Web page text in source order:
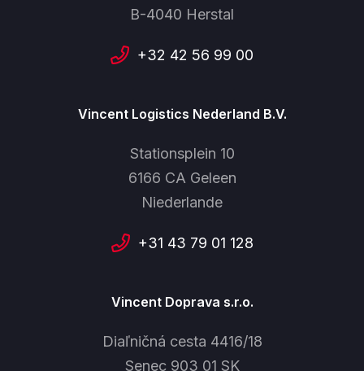
B-4040 Herstal
+32 42 56 99 00
Vincent Logistics Nederland B.V.
Stationsplein 10
6166 CA Geleen
Niederlande
+31 43 79 01 128
Vincent Doprava s.r.o.
Diaľničná cesta 4416/18
Senec 903 01 SK